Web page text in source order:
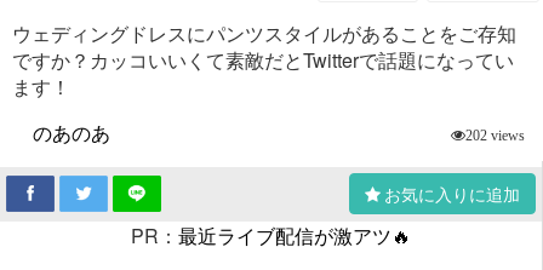
ウェディングドレスにパンツスタイルがあることをご存知
ですか？カッコいいくて素敵だとTwitterで話題になってい
ます！
のあのあ
202 views
お気に入りに追加
PR： 最近ライブ配信が激アツ🔥